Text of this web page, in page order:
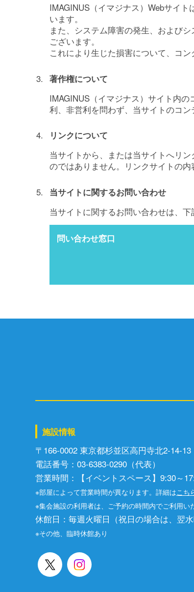
利用案内・アクセス
利用案内・アクセスTOP
過ごし方ガイド
イベントTOP
科学体験ラボ
ワークショップ
企画展
その他
開催中・これからのイベント
IMAGINUS（イマジナス）Webサイ
います。
また、システム障害の発生、および
ございます。
これにより生じた損害について、コ
著作権について
IMAGINUS（イマジナス）サイト内
利、非営利を問わず、当サイトのコ
リンクについて
当サイトから、または当サイトへリ
のではありません。リンクサイトの
当サイトに関するお問い合わせ
当サイトに関するお問い合わせは、下
問い合わせ窓口
施設情報
〒166-0002 東京都杉並区⾼円寺北2-14-13
電話番号：03-6383-0290（代表）
営業時間：【イベントスペース】9:30～
※部屋によって営業時間が異なります。詳細はこち
※集会施設の利用者は、ご予約の時間内でご利用い
休館日：毎週火曜日（祝日の場合は、翌
※その他、臨時休館あり